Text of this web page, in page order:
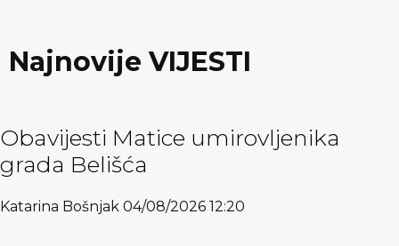
Najnovije VIJESTI
Obavijesti Matice umirovljenika
grada Belišća
Katarina Bošnjak 04/08/2026 12:20